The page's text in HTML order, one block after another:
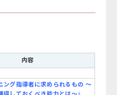
内容
ング指導者に求められるもの ～